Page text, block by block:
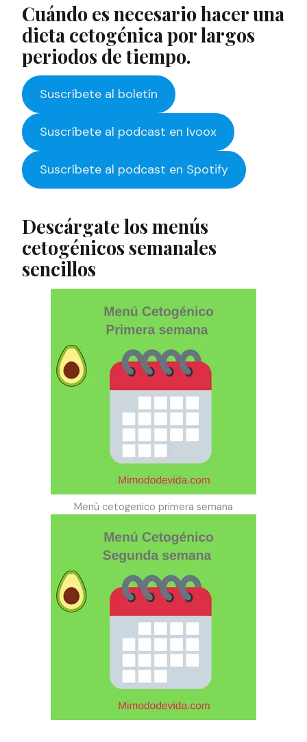
Cuándo es necesario hacer una
dieta cetogénica por largos
periodos de tiempo.
Suscríbete al boletín
Suscríbete al podcast en Ivoox
Suscríbete al podcast en Spotify
Descárgate los menús
cetogénicos semanales
sencillos
Menú cetogenico primera semana